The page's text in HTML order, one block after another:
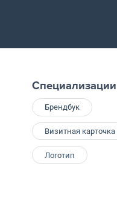
Специализации
Брендбук
Визитная карточка
Логотип